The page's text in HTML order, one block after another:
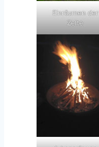
Einräumen der
Zelte